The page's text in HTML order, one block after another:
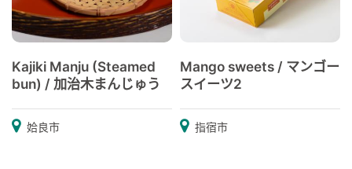
Kajiki Manju (Steamed
bun) / 加治木まんじゅう
姶良市
Mango sweets / マンゴー
スイーツ2
指宿市